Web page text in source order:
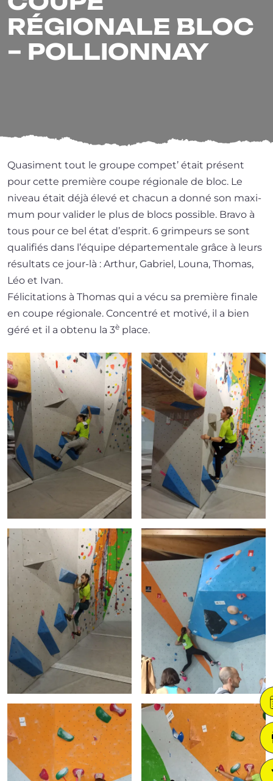
RÉGIONALE BLOC
– POLLIONNAY
Quasiment tout le groupe com­pet’ était pré­sent
pour cette pre­mière coupe régio­nale de bloc. Le
niveau était déjà éle­vé et cha­cun a don­né son maxi­
mum pour vali­der le plus de blocs pos­sible. Bravo à
tous pour ce bel état d’es­prit. 6 grim­peurs se sont
qua­li­fiés dans l’é­quipe dépar­te­men­tale grâce à leurs
résul­tats ce jour-là : Arthur, Gabriel, Louna, Thomas,
Léo et Ivan.
Félicitations à Thomas qui a vécu sa pre­mière finale
en coupe régio­nale. Concentré et moti­vé, il a bien
géré et il a obte­nu la 3è place.